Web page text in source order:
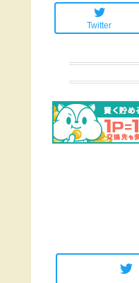
Twitter